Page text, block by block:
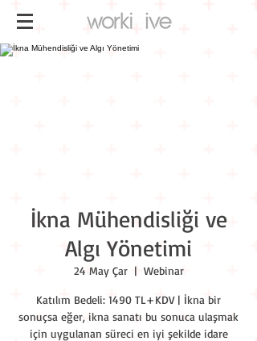
İkna Mühendisliği ve
Algı Yönetimi
24 May Çar
  |
Webinar
Katılım Bedeli: 1490 TL+KDV | İkna bir
sonuçsa eğer, ikna sanatı bu sonuca ulaşmak
için uygulanan süreci en iyi şekilde idare